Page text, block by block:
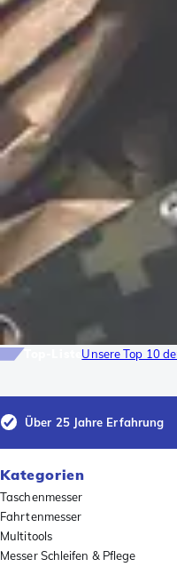
Unsere Top 10
Über 25 Jahre Erfahrung
Kategorien
Taschenmesser
Fahrtenmesser
Multitools
Messer Schleifen & Pflege